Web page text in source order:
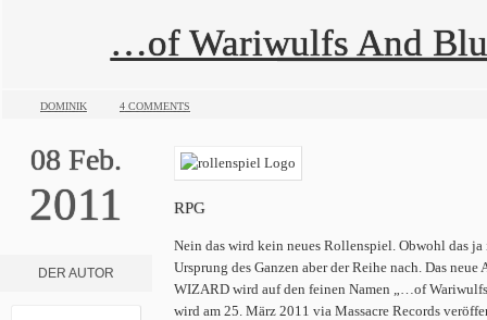
…of Wariwulfs And
DOMINIK 4 COMMENTS
08 Feb.
2011
DER AUTOR
RPG
Nein das wird kein neues Rollenspiel. Obwohl das
Ursprung des Ganzen aber der Reihe nach. Das
WIZARD wird auf den feinen Namen „…of
wird am 25. März 2011 via Massacre Records